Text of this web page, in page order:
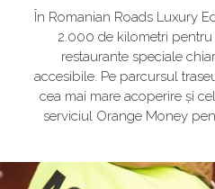
În Romanian Roads Luxury
2.000 de kilometri pentru
restaurante speciale
accesibile. Pe parcursul
cea mai mare acoperire și
serviciul Orange Money